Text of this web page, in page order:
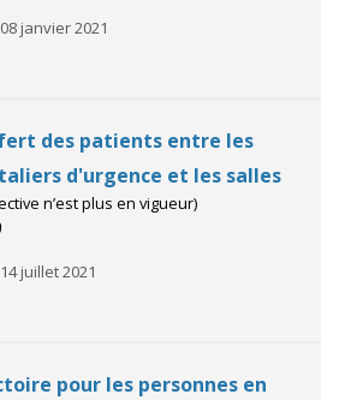
janvier 2021
des patients entre les
d'urgence et les salles
n’est plus en vigueur)
juillet 2021
pour les personnes en